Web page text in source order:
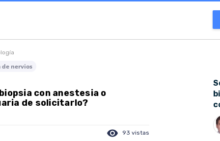
de nervios
con anestesia o
de solicitarlo?
visibility 93 vistas